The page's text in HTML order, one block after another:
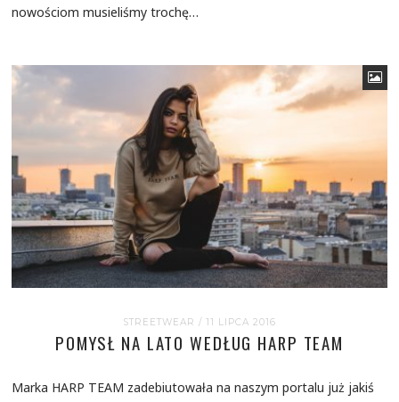
nowościom musieliśmy trochę…
STREETWEAR / 11 LIPCA 2016
POMYSŁ NA LATO WEDŁUG HARP TEAM
Marka HARP TEAM zadebiutowała na naszym portalu już jakiś